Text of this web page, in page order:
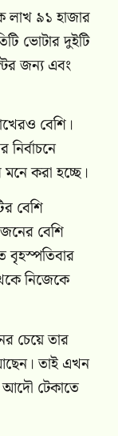
লাখ ৯১ হাজার
ভোটার দুইটি
জন্য এবং
বেশি।
করা হচ্ছে।
বেশি
বেশি
বৃহস্পতিবার
নিজেকে
চেয়ে তার
আছেন। তাই এখন
আদৌ টেকাতে